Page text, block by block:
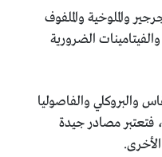
والملوخية والملفوف
الضرورية
والبروكلي والفاصوليا
فتعتبر مصادر جيدة